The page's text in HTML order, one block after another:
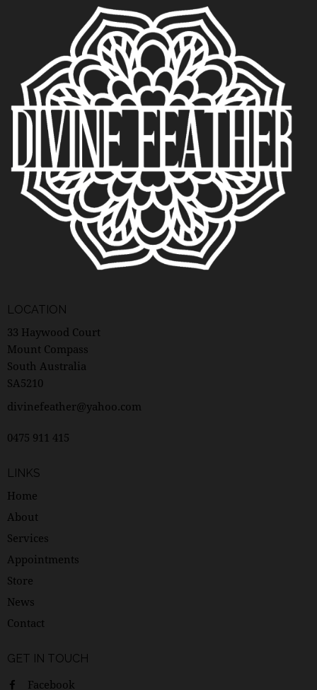
LOCATION
33 Haywood Court
Mount Compass
South Australia
SA5210
divinefeather@yahoo.com
0475 911 415
LINKS
Home
About
Services
Appointments
Store
News
Contact
GET IN TOUCH
Facebook